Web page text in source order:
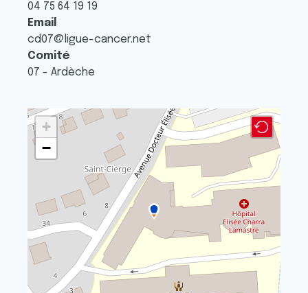
04 75 64 19 19
Email
cd07@ligue-cancer.net
Comité
07 - Ardèche
+
−